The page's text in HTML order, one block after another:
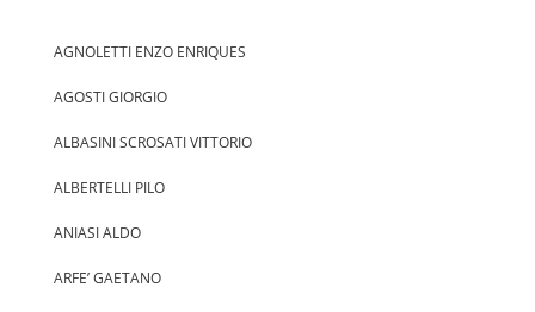
AGNOLETTI ENZO ENRIQUES
AGOSTI GIORGIO
ALBASINI SCROSATI VITTORIO
ALBERTELLI PILO
ANIASI ALDO
ARFE’ GAETANO